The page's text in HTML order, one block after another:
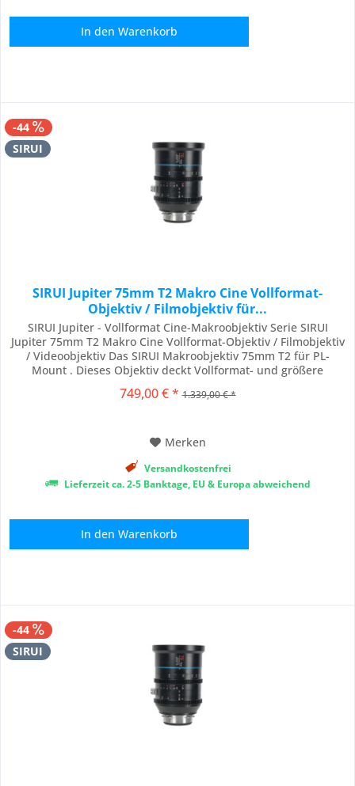
In den Warenkorb
-44
SIRUI
SIRUI Jupiter 75mm T2 Makro Cine Vollformat-
Objektiv / Filmobjektiv für...
SIRUI Jupiter - Vollformat Cine-Makroobjektiv Serie SIRUI
Jupiter 75mm T2 Makro Cine Vollformat-Objektiv / Filmobjektiv
/ Videoobjektiv Das SIRUI Makroobjektiv 75mm T2 für PL-
Mount . Dieses Objektiv deckt Vollformat- und größere
Aberration ab und kann auf verschiedenen professionellen
749,00 € * 1.339,00 € *
Merken
Versandkostenfrei
Lieferzeit ca. 2-5 Banktage, EU & Europa abweichend
In den Warenkorb
-44
SIRUI